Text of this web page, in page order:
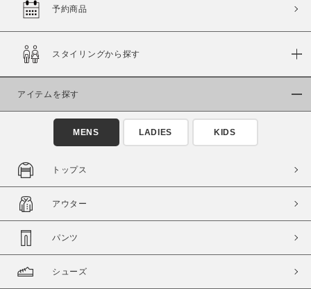
商品タイプ
通常商品
セール価格 WEB限定
在庫
在庫あり
予約商品
スタイリングから探す
アイテムを探す
MENS LADIES KIDS
トップス
アウター
パンツ
シューズ